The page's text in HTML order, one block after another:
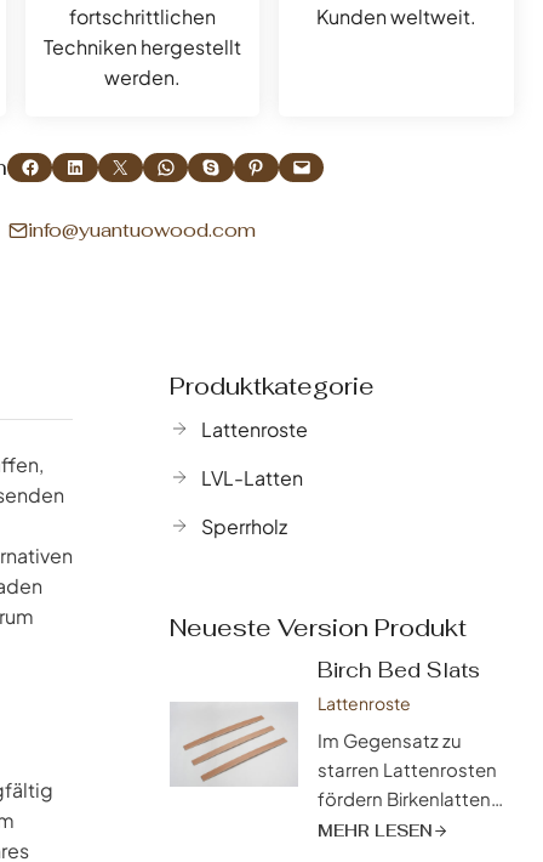
fortschrittlichen
Techniken hergestellt
werden.
Kunden weltweit.
Auf Facebook teilenAuf LinkedIn teilenTeilen auf X Auf WhatsApp teilenAuf Skype freigeben
Auf Pinterest teilenDiese Seite per E-Mail versenden
info@yuantuowood.com
Produktkategorie
Lattenroste
LVL-Latten
Sperrholz
Neueste Version Produkt
Birch Bed Slats
Lattenroste
Im Gegensatz zu
starren Lattenrosten
fördern Birkenlatten
eine
MEHR LESEN